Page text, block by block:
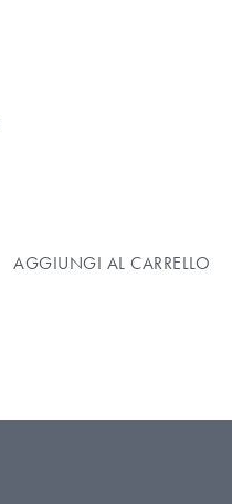
AGGIUNGI AL CARRELLO